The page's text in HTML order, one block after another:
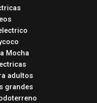
Mocha
adultos
grandes